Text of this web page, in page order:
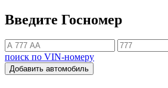
Введите Госномер
поиск по VIN-номеру
Добавить автомобиль